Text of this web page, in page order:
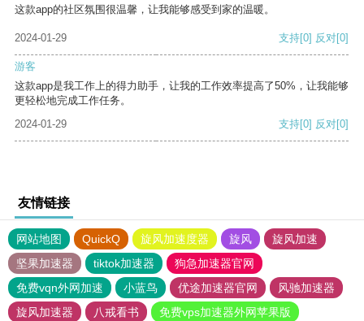
这款app的社区氛围很温馨，让我能够感受到家的温暖。
2024-01-29 支持[0] 反对[0]
游客
这款app是我工作上的得力助手，让我的工作效率提高了50%，让我能够
更轻松地完成工作任务。
2024-01-29
支持[0] 反对[0]
友情链接
网站地图 QuickQ 旋风加速度器 旋风
旋风加速
坚果加速器
tiktok加速器
狗急加速器官网
免费vqn外网加速
小蓝鸟 优途加速器官网
风驰加速器
旋风加速器
八戒看书
免费vps加速器外网苹果版